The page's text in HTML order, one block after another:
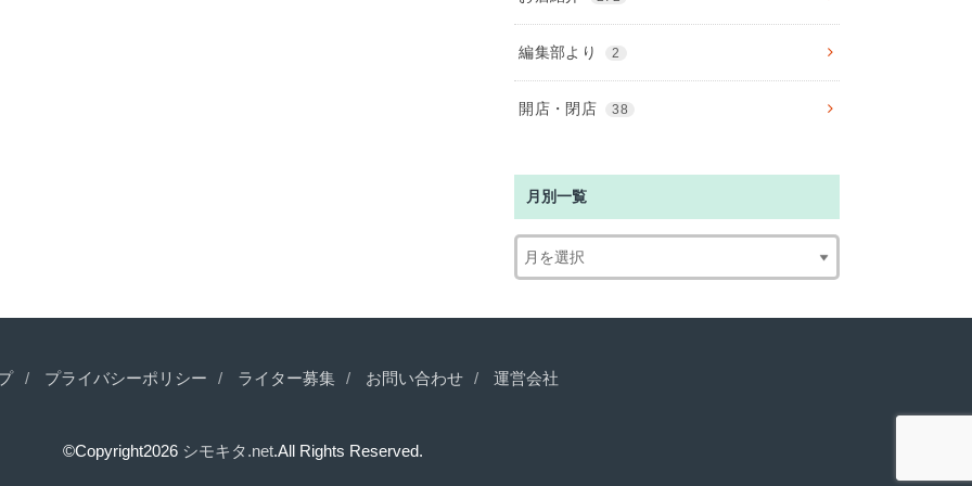
編集部より 2
開店・閉店 38
月別一覧
プライバシーポリシー ライター募集 お問い合わせ 運営会社
©Copyright2026 シモキタ.net.All Rights Reserved.